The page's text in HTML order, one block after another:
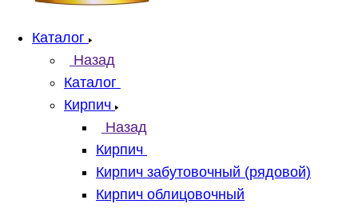
Каталог
Назад
Каталог
Кирпич
Назад
Кирпич
Кирпич забутовочный (рядовой)
Кирпич облицовочный